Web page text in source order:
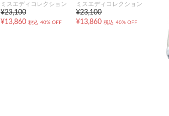
ミスエディコレクション
¥23,100
¥13,860 税込 40% OFF
ミスエディコレクション
¥23,100
¥13,860 税込 40% OFF